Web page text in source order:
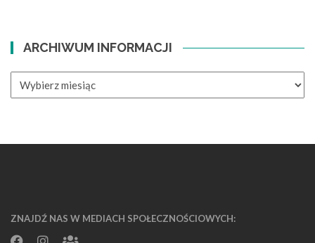
ARCHIWUM INFORMACJI
ZNAJDŹ NAS W MEDIACH SPOŁECZNOŚCIOWYCH: